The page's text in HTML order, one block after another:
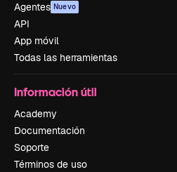
Agentes Nuevo
API
App móvil
Todas las herramientas
Información útil
Academy
Documentación
Soporte
Términos de uso